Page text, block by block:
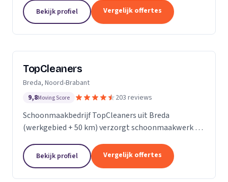
wij aanbieden in particulieren en zakelijke
omgevingen....
Bekijk profiel Vergelijk offertes
TopCleaners
Breda, Noord-Brabant
9,8Moving Score 203 reviews
Schoonmaakbedrijf TopCleaners uit Breda
(werkgebied + 50 km) verzorgt schoonmaakwerk bij
enthousiaste en vak geschoolde schoonmakers. Wij
leveren...
Bekijk profiel Vergelijk offertes